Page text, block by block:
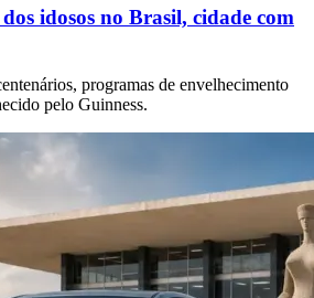
idosos no Brasil, cidade com
programas de envelhecimento
pelo Guinness.